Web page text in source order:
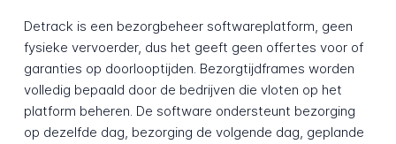
Detrack is een bezorgbeheer softwareplatform, geen
fysieke vervoerder, dus het geeft geen offertes voor of
garanties op doorlooptijden. Bezorgtijdframes worden
volledig bepaald door de bedrijven die vloten op het
platform beheren. De software ondersteunt bezorging
op dezelfde dag, bezorging de volgende dag, geplande